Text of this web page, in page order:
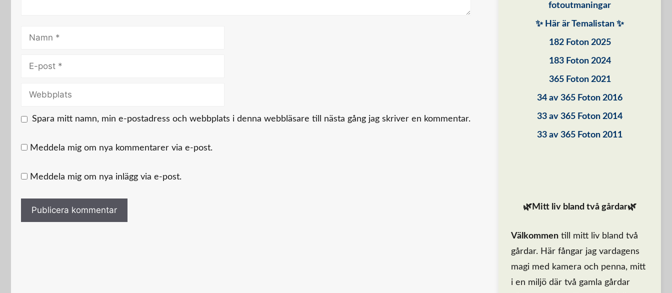
Namn
Webbplats
Spara mitt namn, min e-postadress och webbplats i denna webbläsare till nästa gång jag skriver en kommentar.
Meddela mig om nya kommentarer via e-post.
Meddela mig om nya inlägg via e-post.
✨ Här är Temalistan ✨
182 Foton 2025
183 Foton 2024
365 Foton 2021
34 av 365 Foton 2016
33 av 365 Foton 2014
33 av 365 Foton 2011
🌿Mitt liv bland två gårdar🌿
Välkommen till mitt liv bland två
gårdar. Här fångar jag vardagens
magi med kamera och penna, mitt
i en miljö där två gamla gårdar